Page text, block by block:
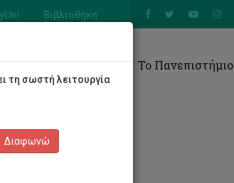
Βιβλιοθήκη
Σπουδές Έρευνα Το Πανεπιστήμιο
τη σωστή λειτουργία
Διαφωνώ